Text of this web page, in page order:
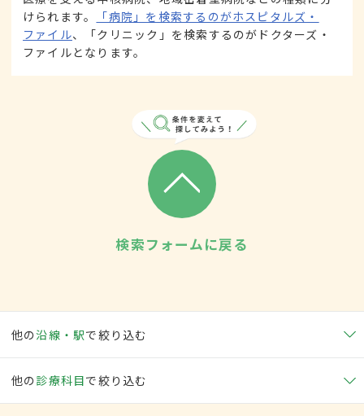
けられます。
「病院」を検索するのがホスピタルズ・
ファイル、「クリニック」を検索するのがドクターズ・
ファイルとなります。
検索フォームに戻る
他の沿線・駅で絞り込む
他の 診療科目で絞り込む